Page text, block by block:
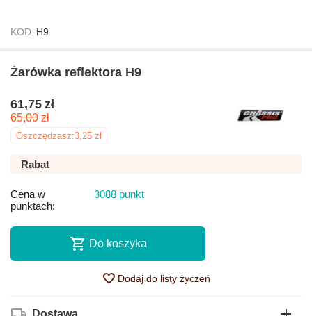
KOD: H9
Żarówka reflektora H9
61,75 zł
65,00 zł
Oszczędzasz:3,25 zł
Rabat
Cena w
punktach:
3088 punkt
Do koszyka
Dodaj do listy życzeń